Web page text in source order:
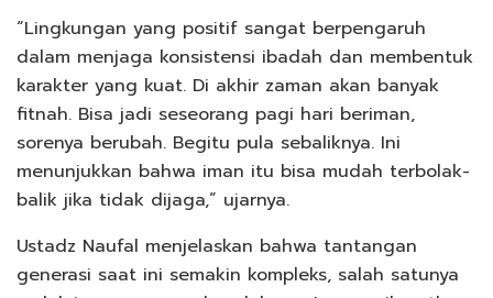
“Lingkungan yang positif sangat berpengaruh
dalam menjaga konsistensi ibadah dan membentuk
karakter yang kuat. Di akhir zaman akan banyak
fitnah. Bisa jadi seseorang pagi hari beriman,
sorenya berubah. Begitu pula sebaliknya. Ini
menunjukkan bahwa iman itu bisa mudah terbolak-
balik jika tidak dijaga,” ujarnya.
Ustadz Naufal menjelaskan bahwa tantangan
generasi saat ini semakin kompleks, salah satunya